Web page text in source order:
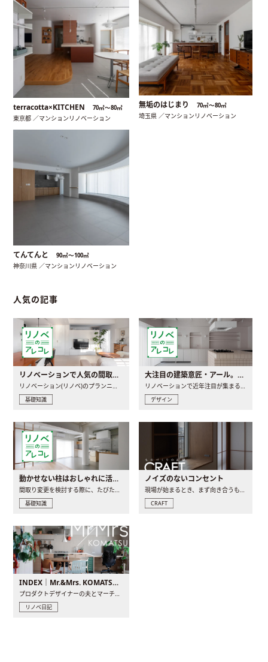
terracotta×KITCHEN 70㎡〜80㎡
東京都 ／マンションリノベーション
無垢のはじまり 70㎡〜80㎡
埼玉県 ／マンションリノベーション
てんてんと 90㎡〜100㎡
神奈川県 ／マンションリノベーション
人気の記事
リノベーションで人気の間取りとは？トレンドの間取りと実例を徹底解説
リノベーション(リノベ)のプランニングで一番最初に決めるのは..
基礎知識
大注目の建築意匠・アール。人気の理由と空間に取り入れるポイント
リノベーションで近年注目が集まる建築意匠の一つであるアール..
デザイン
動かせない柱はおしゃれに活用！柱を魅せるリノベーション(リノベ)4選
間取り変更を検討する際に、たびたび皆さんの頭を悩ませる動か..
基礎知識
ノイズのないコンセント
現場が始まるとき、まず向き合うものの一つがコンセントです..
CRAFT
INDEX｜Mr.&Mrs. KOMATSU renovation diary
プロダクトデザイナーの夫とマーチャンダイザーの妻が、夫婦で..
リノベ日記